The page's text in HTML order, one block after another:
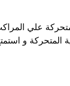
علي
المتحركة و